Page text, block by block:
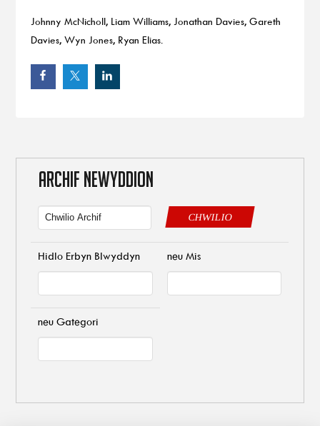
Johnny McNicholl, Liam Williams, Jonathan Davies, Gareth
Davies, Wyn Jones, Ryan Elias.
ARCHIF NEWYDDION
CHWILIO
Hidlo Erbyn Blwyddyn neu Mis
neu Gategori